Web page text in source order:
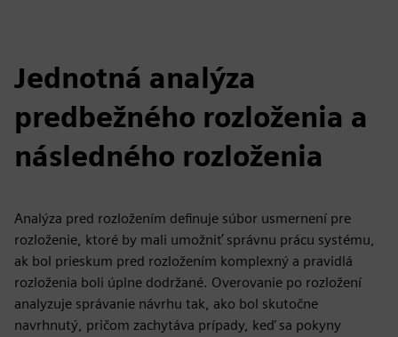
Jednotná analýza
predbežného rozloženia a
následného rozloženia
Analýza pred rozložením definuje súbor usmernení pre
rozloženie, ktoré by mali umožniť správnu prácu systému,
ak bol prieskum pred rozložením komplexný a pravidlá
rozloženia boli úplne dodržané. Overovanie po rozložení
analyzuje správanie návrhu tak, ako bol skutočne
navrhnutý, pričom zachytáva prípady, keď sa pokyny